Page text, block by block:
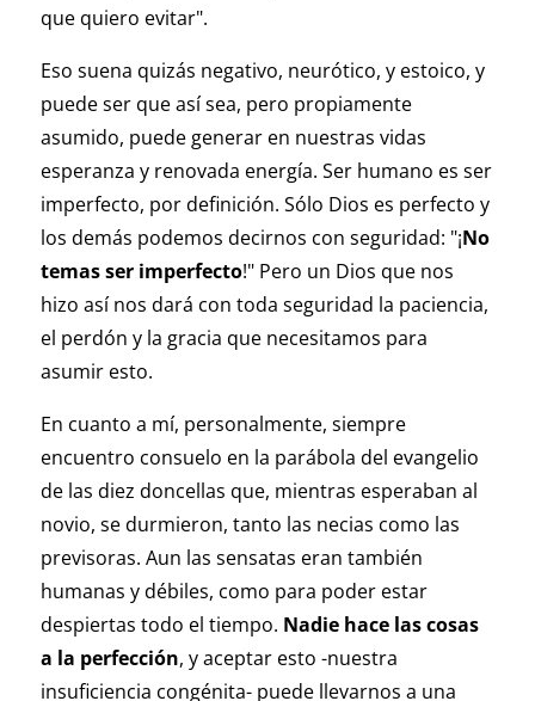
que quiero evitar".
Eso suena quizás negativo, neurótico, y estoico, y
puede ser que así sea, pero propiamente
asumido, puede generar en nuestras vidas
esperanza y renovada energía. Ser humano es ser
imperfecto, por definición. Sólo Dios es perfecto y
los demás podemos decirnos con seguridad: "¡No
temas ser imperfecto!" Pero un Dios que nos
hizo así nos dará con toda seguridad la paciencia,
el perdón y la gracia que necesitamos para
asumir esto.
En cuanto a mí, personalmente, siempre
encuentro consuelo en la parábola del evangelio
de las diez doncellas que, mientras esperaban al
novio, se durmieron, tanto las necias como las
previsoras. Aun las sensatas eran también
humanas y débiles, como para poder estar
despiertas todo el tiempo. Nadie hace las cosas
a la perfección, y aceptar esto -nuestra
insuficiencia congénita- puede llevarnos a una